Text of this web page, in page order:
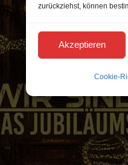
zurückziehst, können
Akzeptieren
Cookie-